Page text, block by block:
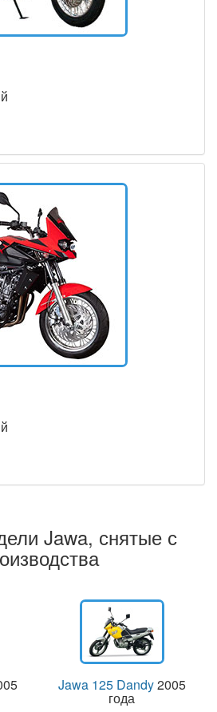
Jawa, снятые с
Jawa 125 Dandy2005
года